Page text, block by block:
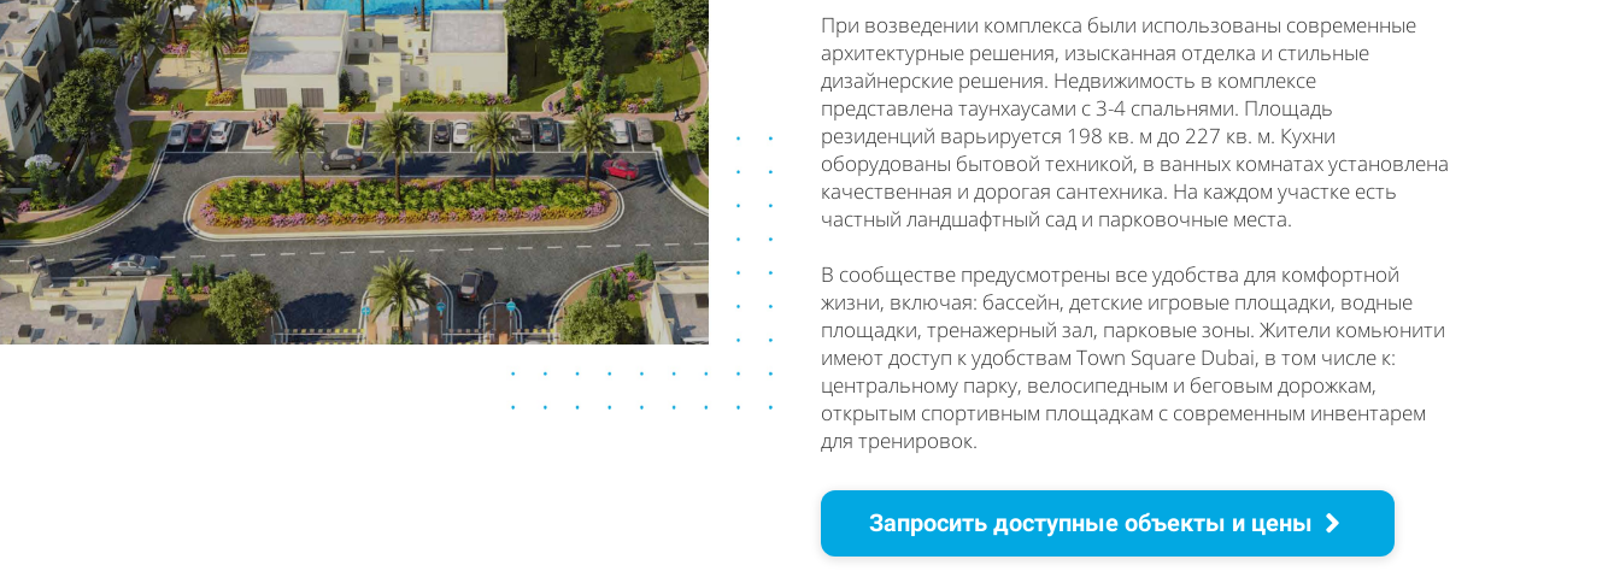
При возведении комплекса были использованы современные
архитектурные решения, изысканная отделка и стильные
дизайнерские решения. Недвижимость в комплексе
представлена таунхаусами с 3-4 спальнями. Площадь
резиденций варьируется 198 кв. м до 227 кв. м. Кухни
оборудованы бытовой техникой, в ванных комнатах установлена
качественная и дорогая сантехника. На каждом участке есть
частный ландшафтный сад и парковочные места.
В сообществе предусмотрены все удобства для комфортной
жизни, включая: бассейн, детские игровые площадки, водные
площадки, тренажерный зал, парковые зоны. Жители комьюнити
имеют доступ к удобствам Town Square Dubai, в том числе к:
центральному парку, велосипедным и беговым дорожкам,
открытым спортивным площадкам с современным инвентарем
для тренировок.
Запросить доступные объекты и цены